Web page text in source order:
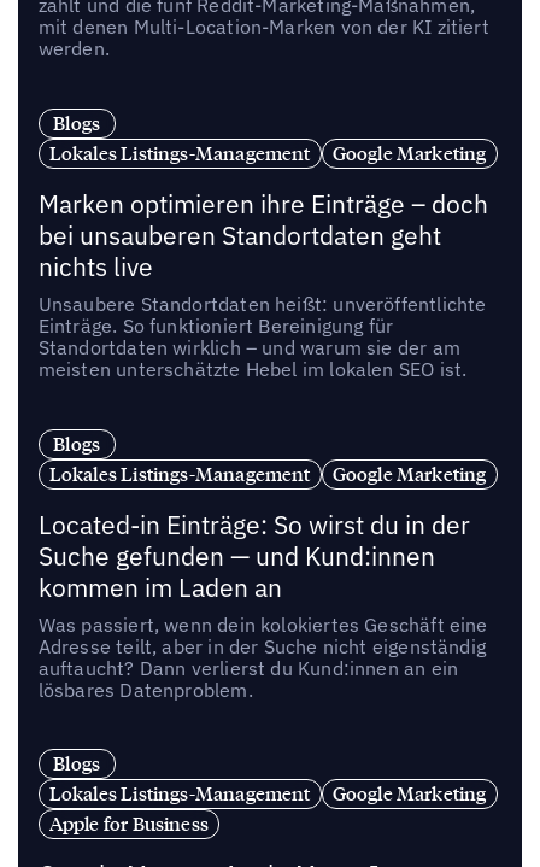
zählt und die fünf Reddit-Marketing-Maßnahmen,
mit denen Multi-Location-Marken von der KI zitiert
werden.
Blogs
Lokales Listings-Management
Google Marketing
Marken optimieren ihre Einträge – doch
bei unsauberen Standortdaten geht
nichts live
Unsaubere Standortdaten heißt: unveröffentlichte
Einträge. So funktioniert Bereinigung für
Standortdaten wirklich – und warum sie der am
meisten unterschätzte Hebel im lokalen SEO ist.
Blogs
Lokales Listings-Management
Google Marketing
Located-in Einträge: So wirst du in der
Suche gefunden — und Kund:innen
kommen im Laden an
Was passiert, wenn dein kolokiertes Geschäft eine
Adresse teilt, aber in der Suche nicht eigenständig
auftaucht? Dann verlierst du Kund:innen an ein
lösbares Datenproblem.
Blogs
Lokales Listings-Management
Google Marketing
Apple for Business